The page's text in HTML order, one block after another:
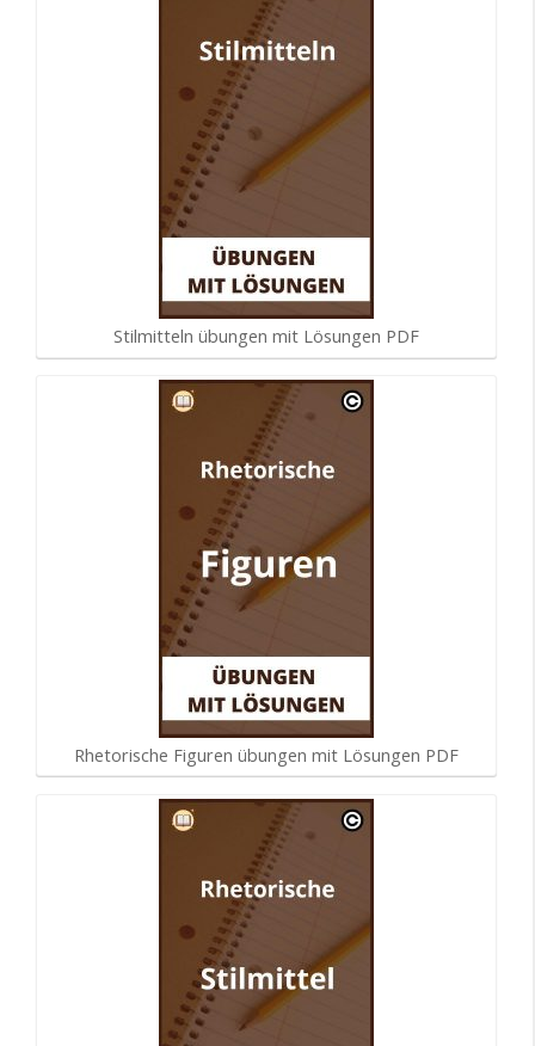
Stilmitteln übungen mit Lösungen PDF
Rhetorische Figuren übungen mit Lösungen PDF